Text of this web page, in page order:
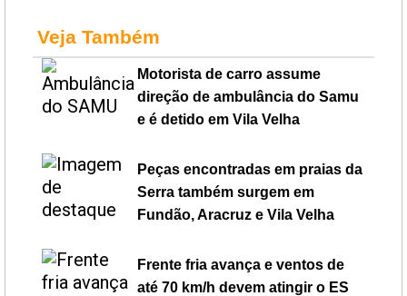
Veja Também
Motorista de carro assume
direção de ambulância do Samu
e é detido em Vila Velha
Peças encontradas em praias da
Serra também surgem em
Fundão, Aracruz e Vila Velha
Frente fria avança e ventos de
até 70 km/h devem atingir o ES